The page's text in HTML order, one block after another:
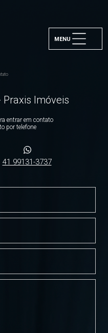
MENU
Imóveis
entrar em contato
por telefone
41 99131-3737